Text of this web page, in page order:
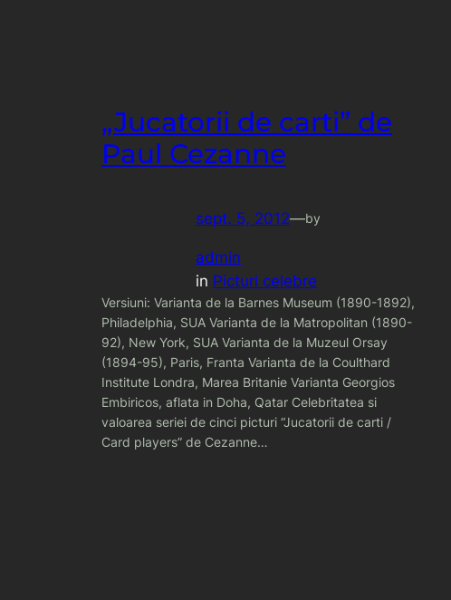
„Jucatorii de carti” de
Paul Cezanne
sept. 5, 2012—by
admin
in Picturi celebre
Versiuni: Varianta de la Barnes Museum (1890-1892),
Philadelphia, SUA Varianta de la Matropolitan (1890-
92), New York, SUA Varianta de la Muzeul Orsay
(1894-95), Paris, Franta Varianta de la Coulthard
Institute Londra, Marea Britanie Varianta Georgios
Embiricos, aflata in Doha, Qatar Celebritatea si
valoarea seriei de cinci picturi “Jucatorii de carti /
Card players” de Cezanne…